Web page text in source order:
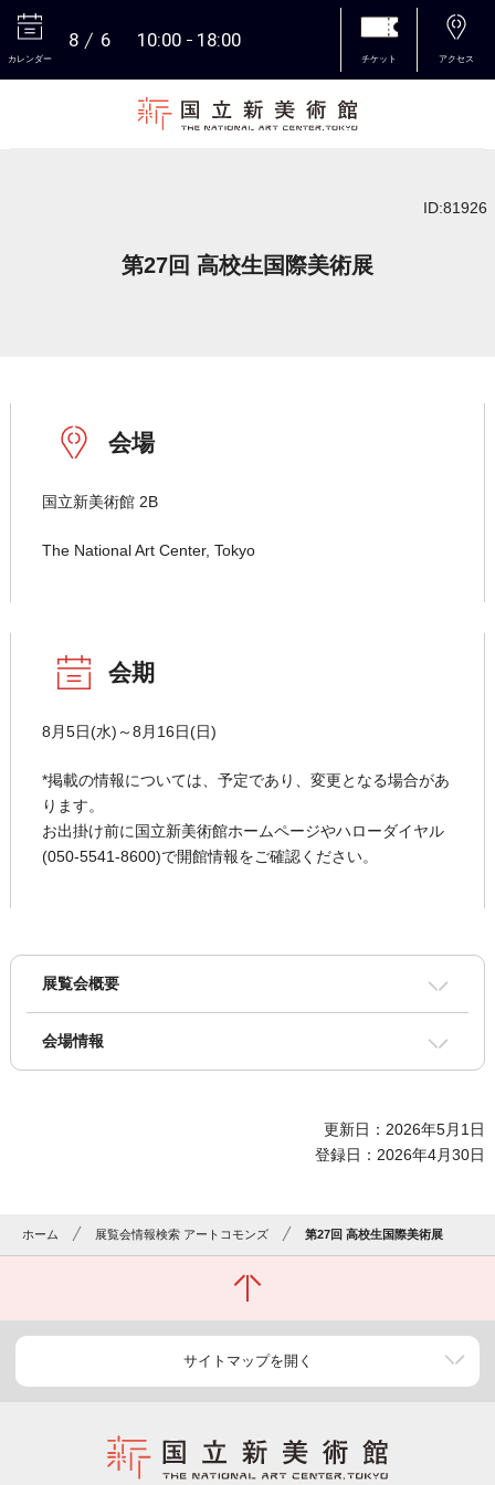
カレンダー
8 6 10:00 18:00
チケット アクセス
ID:81926
第27回 高校生国際美術展
会場
国立新美術館 2B
The National Art Center, Tokyo
会期
8月5日(水)～8月16日(日)
*掲載の情報については、予定であり、変更となる場合があ
ります。
お出掛け前に国立新美術館ホームページやハローダイヤル
(050-5541-8600)で開館情報をご確認ください。
展覧会概要
会場情報
更新日：2026年5月1日
登録日：2026年4月30日
ホーム 展覧会情報検索 アートコモンズ 第27回 高校生国際美術展
サイトマップを開く